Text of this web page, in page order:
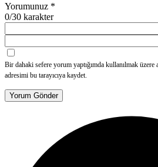
Yorumunuz *
0/30 karakter
Bir dahaki sefere yorum yaptığımda kullanılmak üzere
adresimi bu tarayıcıya kaydet.
Yorum Gönder